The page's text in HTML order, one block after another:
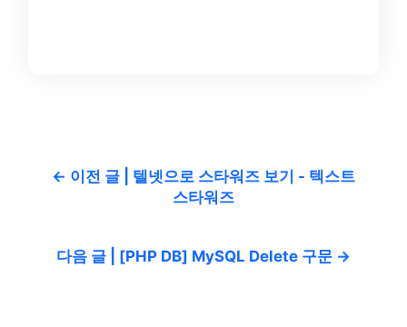
← 이전 글 | 텔넷으로 스타워즈 보기 - 텍스트
스타워즈
다음 글 | [PHP DB] MySQL Delete 구문 →